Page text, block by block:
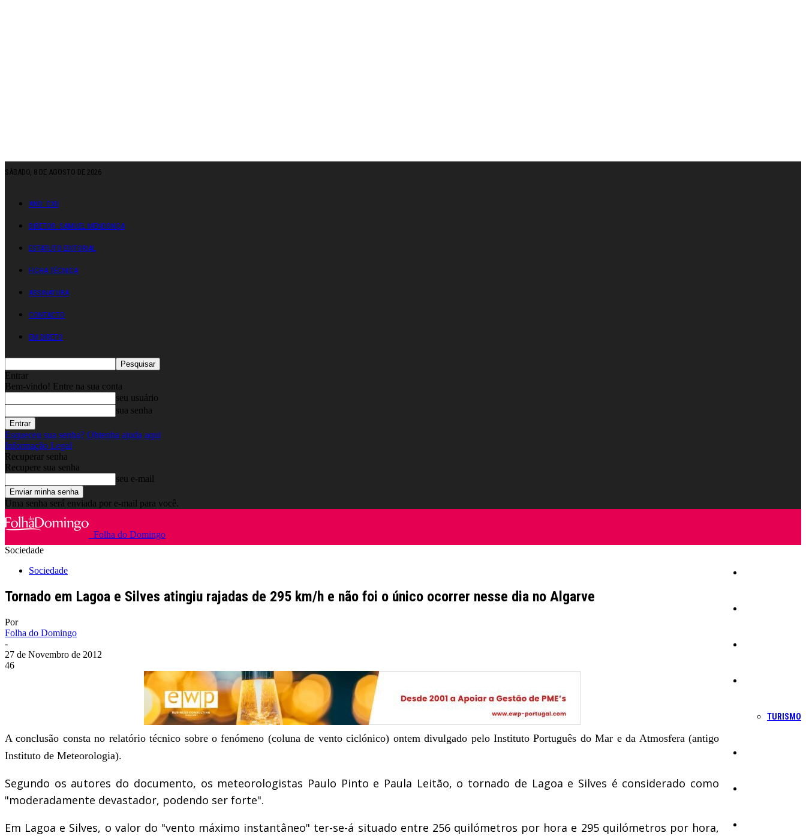
SÁBADO, 8 DE AGOSTO DE 2026
ANO: CXII
DIRETOR: SAMUEL MENDONÇA
ESTATUTO EDITORIAL
FICHA TÉCNICA
ASSINATURA
CONTACTO
EM DIRETO
Entrar
Bem-vindo! Entre na sua conta
seu usuário
sua senha
Esqueceu sua senha? Obtenha ajuda aqui
Informação Legal
Recuperar senha
Recupere sua senha
seu e-mail
Uma senha será enviada por e-mail para você.
Folha do Domingo
TURISMO
Sociedade
Sociedade
Tornado em Lagoa e Silves atingiu rajadas de 295 km/h e não foi o único ocorrer nesse dia no Algarve
Por
Folha do Domingo
-
27 de Novembro de 2012
46
A conclusão consta no relatório técnico sobre o fenómeno (coluna de vento ciclónico) ontem divulgado pelo Instituto Português do Mar e da Atmosfera (antigo
Instituto de Meteorologia).
Segundo os autores do documento, os meteorologistas Paulo Pinto e Paula Leitão, o tornado de Lagoa e Silves é considerado como
"moderadamente devastador, podendo ser forte".
Em Lagoa e Silves, o valor do "vento máximo instantâneo" ter-se-á situado entre 256 quilómetros por hora e 295 quilómetros por hora,